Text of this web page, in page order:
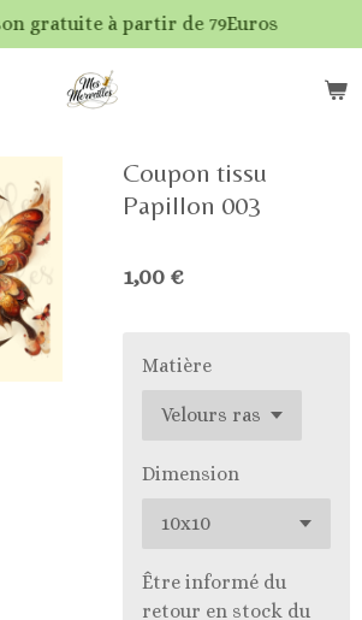
gratuite à partir de 79Euros
Coupon tissu
Papillon 003
1,00 €
Matière
Dimension
Être informé du
retour en stock du